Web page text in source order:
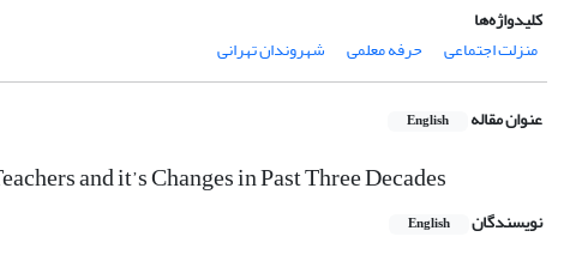
کلیدواژه‌ها
منزلت اجتماعی
حرفه معلمی شهروندان تهرانی
عنوان مقاله English
and it’s Changes in Past Three Decades
نویسندگان English